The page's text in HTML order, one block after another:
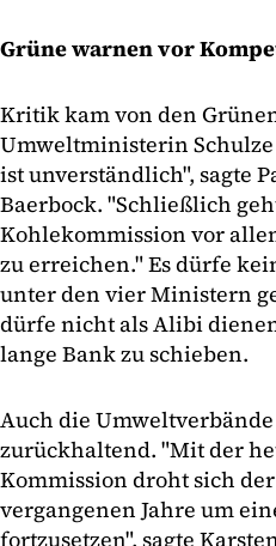
Grüne warnen vor
Kritik kam von den
Umweltministerin
ist unverständlich", sagte
Baerbock. "Schließlich
Kohlekommission vor
zu erreichen." Es dürfe
unter den vier Ministern
dürfe nicht als Alibi
lange Bank zu schieben.
Auch die
zurückhaltend. "Mit der
Kommission droht sich
vergangenen Jahre um
fortzusetzen", sagte